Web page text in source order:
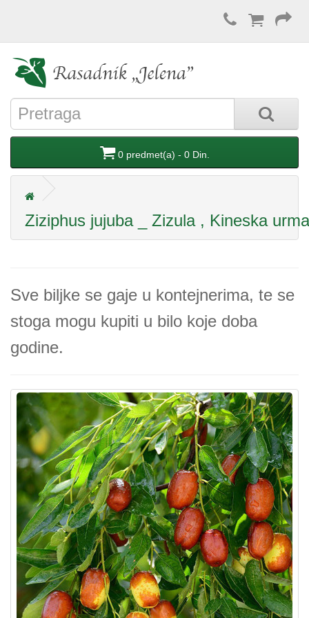
0 predmet(a) - 0 Din.
Ziziphus jujuba _ Zizula , Kineska urma
Sve biljke se gaje u kontejnerima, te se
stoga mogu kupiti u bilo koje doba
godine.